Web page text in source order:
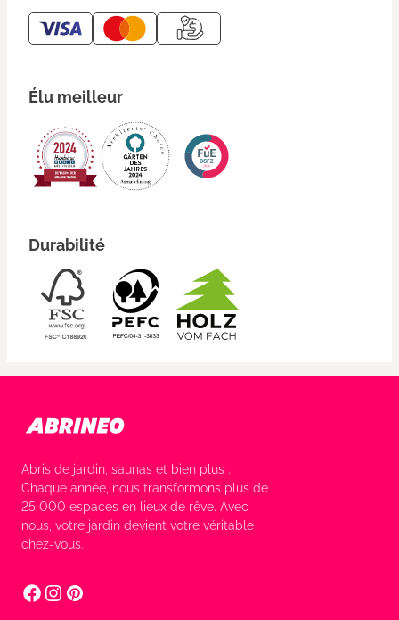
Élu meilleur
Durabilité
Abris de jardin, saunas et bien plus :
Chaque année, nous transformons plus de
25 000 espaces en lieux de rêve. Avec
nous, votre jardin devient votre véritable
chez-vous.